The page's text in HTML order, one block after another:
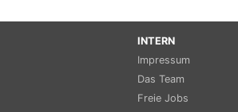
INTERN
Impressum
Das Team
Freie Jobs